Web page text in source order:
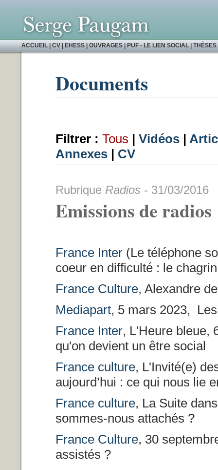
ACCUEIL|CV|EHESS|OUVRAGES|PUF - LE LIEN SOCIAL|THÈSES
Documents
Filtrer : Tous | Vidéos |
Annexes | CV
Rubrique Radios - 31/03/2016
Emissions de radios
France Inter (Le téléphone
coeur en difficulté : le
France Culture, Alexandre
Mediapart, 5 mars 2023,
France Inter, L'Heure bleue,
qu'on devient un être social
France culture, L'Invité(e)
aujourd’hui : ce qui nous lie
France culture, La Suite
sommes-nous attachés ?
France Culture, 30
assistés ?